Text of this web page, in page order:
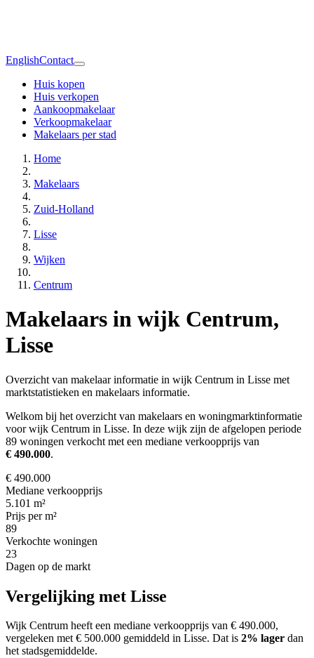
EnglishContact
Huis kopen
Huis verkopen
Aankoopmakelaar
Verkoopmakelaar
Makelaars per stad
Home
Makelaars
Zuid-Holland
Lisse
Wijken
Centrum
Makelaars in wijk Centrum,
Lisse
Overzicht van makelaar informatie in wijk Centrum in Lisse met
marktstatistieken en makelaars informatie.
Welkom bij het overzicht van makelaars en woningmarktinformatie
voor wijk Centrum in Lisse. In deze wijk zijn de afgelopen periode
89 woningen verkocht met een mediane verkoopprijs van
€ 490.000.
€ 490.000
Mediane verkoopprijs
5.101 m²
Prijs per m²
89
Verkochte woningen
23
Dagen op de markt
Vergelijking met Lisse
Wijk Centrum heeft een mediane verkoopprijs van € 490.000,
vergeleken met € 500.000 gemiddeld in Lisse. Dat is 2% lager dan
het stadsgemiddelde.